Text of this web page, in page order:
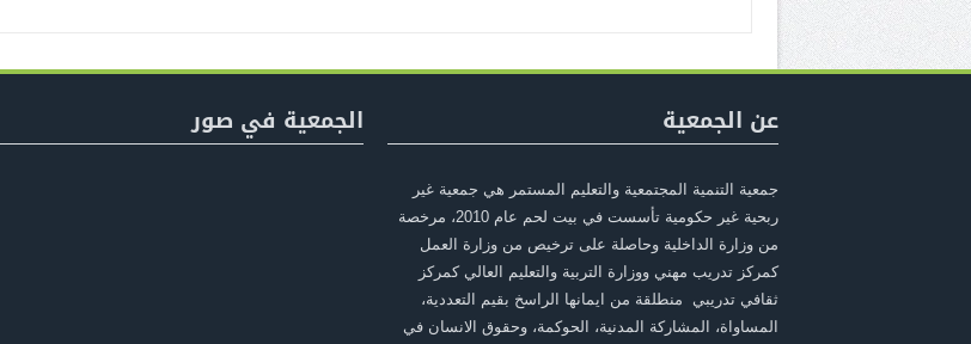
عن الجمعية
جمعية التنمية المجتمعية والتعليم المستمر هي جمعية غير
ربحية غير حكومية تأسست في بيت لحم عام 2010، مرخصة
من وزارة الداخلية وحاصلة على ترخيص من وزارة العمل
كمركز تدريب مهني ووزارة التربية والتعليم العالي كمركز
ثقافي تدريبي منطلقة من ايمانها الراسخ بقيم التعددية،
المساواة، المشاركة المدنية، الحوكمة، وحقوق الانسان في
الجمعية في صور